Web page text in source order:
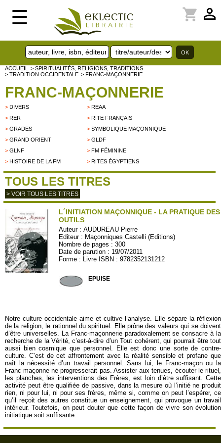
☰ perm_identity
shopping_cart
ACCUEIL
> SPIRITUALITÉS, RELIGIONS, TRADITIONS
> TRADITION OCCIDENTALE > FRANC-MAÇONNERIE
FRANC-MAÇONNERIE
> DIVERS >REAA
> RER >RITE FRANÇAIS
> GRADES >SYMBOLIQUE MAÇONNIQUE
> GRAND ORIENT >GLDF
> GLNF >FM FÉMININE
> HISTOIRE DE LA FM >RITES ÉGYPTIENS
TOUS LES TITRES
> VOIR TOUS LES TITRES
L´INITIATION MAÇONNIQUE - LA PRATIQUE DES
OUTILS
Auteur :AUDUREAU Pierre
Editeur : Maçonniques Castelli (Editions)
Nombre de pages : 300
Date de parution : 19/07/2011
Forme : Livre ISBN : 9782352131212
EPUISE
Notre culture occidentale aime et cultive l’analyse. Elle sépare la réflexion
de la religion, le rationnel du spirituel. Elle prône des valeurs qui se doivent
d’être universelles. La Franc-maçonnerie paradoxalement se consacre à la
recherche de la Vérité, c’est-à-dire d’un Tout cohérent, qui pourrait être tout
aussi bien cosmique que personnel. Elle est donc une sorte de contre-
culture. C’est de cet affrontement avec la réalité sensible et profane que
naît la nécessité d’un travail personnel. Sans lui, le Franc-maçon ou la
Franc-maçonne ne progresserait pas. Assister aux tenues, écouter le rituel,
les planches, les interventions des Frères, est loin d’être suffisant. Cette
activité peut être qualifiée de passive, dans la mesure où l’initié ne produit
rien, ni pour lui, ni pour ses frères, même si, comme on peut l’espérer, ce
qu’il reçoit des autres constitue un enseignement, qui provoque un travail
intérieur. Toutefois, on peut douter que cette façon de vivre son évolution
initiatique soit suffisante.